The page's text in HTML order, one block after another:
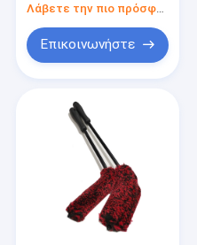
Λάβετε την πιο πρόσφατη τιμή
Επικοινωνήστε